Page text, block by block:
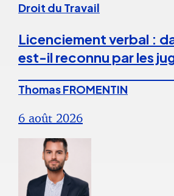
Droit du Travail
Licenciement verbal :
est-il reconnu par les
Thomas FROMENTIN
6 août 2026